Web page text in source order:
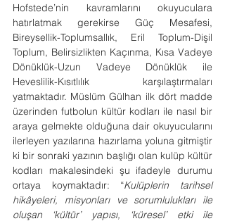
Hofstede’nin kavramlarını okuyuculara
hatırlatmak gerekirse Güç Mesafesi,
Bireysellik-Toplumsallık, Eril Toplum-Dişil
Toplum, Belirsizlikten Kaçınma, Kısa Vadeye
Dönüklük-Uzun Vadeye Dönüklük ile
Heveslilik-Kısıtlılık karşılaştırmaları
yatmaktadır. Müslüm Gülhan ilk dört madde
üzerinden futbolun kültür kodları ile nasıl bir
araya gelmekte olduğuna dair okuyucularını
ilerleyen yazılarına hazırlama yoluna gitmiştir
ki bir sonraki yazının başlığı olan kulüp kültür
kodları makalesindeki şu ifadeyle durumu
ortaya koymaktadır: “Kulüplerin tarihsel
hikâyeleri, misyonları ve sorumlulukları ile
oluşan ‘kültür’ yapısı, ‘küresel’ etki ile